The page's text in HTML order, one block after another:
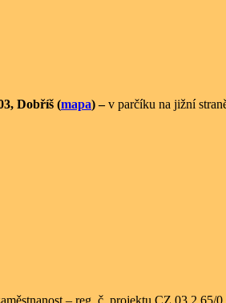
Dobříš (mapa) –v parčíku na jižní
– reg. č. projektu CZ.03.2.65/